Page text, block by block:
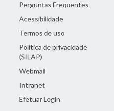
Perguntas Frequentes
Acessibilidade
Termos de uso
Política de privacidade
(SILAP)
Webmail
Intranet
Efetuar Login